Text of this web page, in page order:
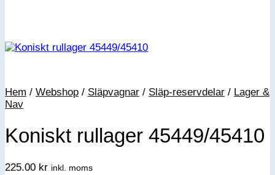
Hem / Webshop / Släpvagnar / Släp-reservdelar / Lager &
Nav
Koniskt rullager 45449/45410
225.00 kr inkl. moms